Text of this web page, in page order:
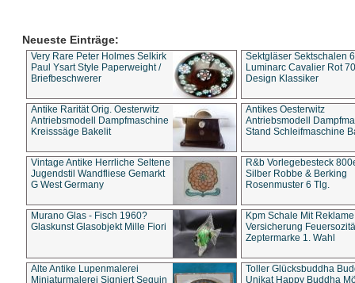
Neueste Einträge:
Very Rare Peter Holmes Selkirk
Paul Ysart Style Paperweight /
Briefbeschwerer
Sektgläser Sektschalen
Luminarc Cavalier Rot
Design Klassiker
Antike Rarität Orig. Oesterwitz
Antriebsmodell Dampfmaschine
Kreisssäge Bakelit
Antikes Oesterwitz
Antriebsmodell
Stand Schleifmaschine
Vintage Antike Herrliche Seltene
Jugendstil Wandfliese Gemarkt
G West Germany
R&b Vorlegebesteck
Silber Robbe & Berking
Rosenmuster 6 Tlg.
Murano Glas - Fisch 1960?
Glaskunst Glasobjekt Mille Fiori
Kpm Schale Mit Reklame
Versicherung
Zeptermarke 1. Wahl
Alte Antike Lupenmalerei
Miniaturmalerei Signiert Seguin
Toller Glücksbuddha
Unikat Happy Buddha